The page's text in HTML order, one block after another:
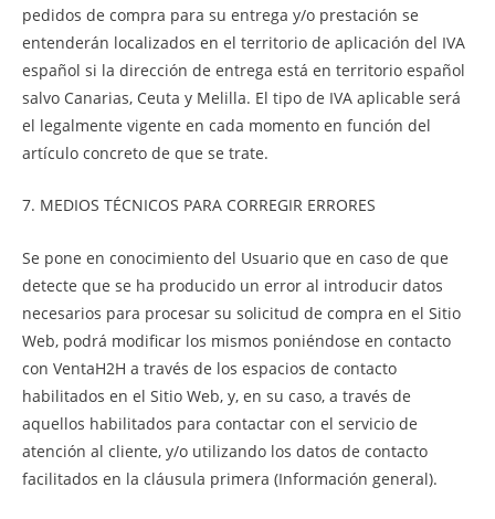
pedidos de compra para su entrega y/o prestación se
entenderán localizados en el territorio de aplicación del IVA
español si la dirección de entrega está en territorio español
salvo Canarias, Ceuta y Melilla. El tipo de IVA aplicable será
el legalmente vigente en cada momento en función del
artículo concreto de que se trate.
7. MEDIOS TÉCNICOS PARA CORREGIR ERRORES
Se pone en conocimiento del Usuario que en caso de que
detecte que se ha producido un error al introducir datos
necesarios para procesar su solicitud de compra en el Sitio
Web, podrá modificar los mismos poniéndose en contacto
con VentaH2H a través de los espacios de contacto
habilitados en el Sitio Web, y, en su caso, a través de
aquellos habilitados para contactar con el servicio de
atención al cliente, y/o utilizando los datos de contacto
facilitados en la cláusula primera (Información general).